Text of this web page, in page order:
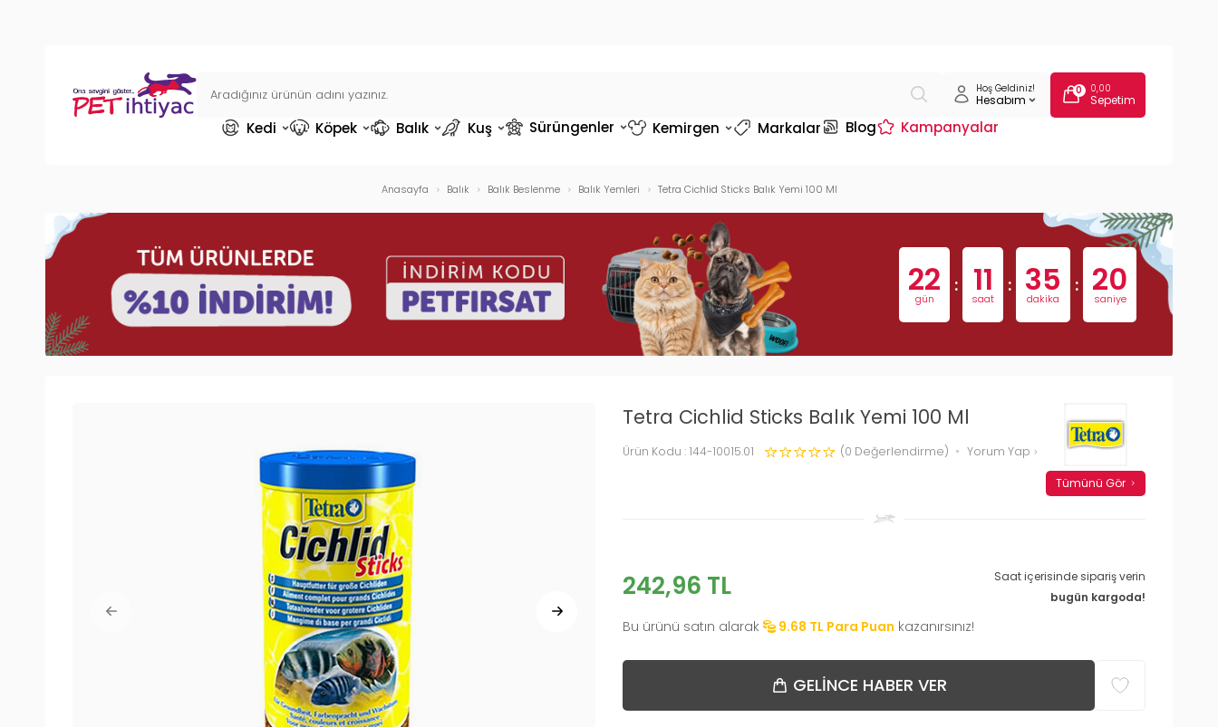
Hoş Geldiniz!
Hesabım
0 0,00
Sepetim
Kedi Köpek Balık Kuş Sürüngenler Kemirgen Markalar Blog Kampanyalar
Anasayfa Balık Balık Beslenme Balık Yemleri Tetra Cichlid Sticks Balık Yemi 100 Ml
22
gün
: 11
saat
: 35
dakika
: 19
saniye
Tetra Cichlid Sticks Balık Yemi 100 Ml
Ürün Kodu : 144-10015.01 (0 Değerlendirme) Yorum Yap
Tümünü Gör
242,96 TL
Saat içerisinde sipariş verin
bugün kargoda!
Bu ürünü satın alarak 9.68 TL Para Puan kazanırsınız!
GELINCE HABER VER